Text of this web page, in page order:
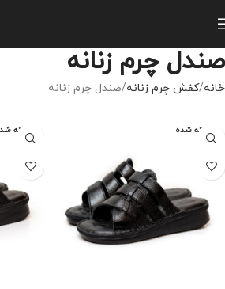
صندل چرم زنانه
خانه کفش چرم زنانه صندل چرم زنانه
فروخته شده فروخته